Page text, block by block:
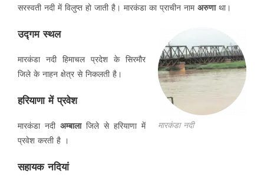
सरस्वती नदी में विलुप्त हो जाती है। मारकंडा का प्राचीन नामअरुणाथा।
मारकंडा नदी
उद्गम स्थल
मारकंडा नदी हिमाचल प्रदेश के सिरमौर
जिले के नाहन क्षेत्र से निकलती है।
हरियाणा में प्रवेश
मारकंडा नदी अम्बालाजिले से हरियाणा में
प्रवेश करती है ।
सहायक नदियां